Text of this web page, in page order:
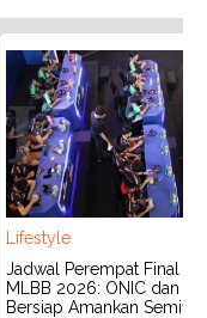
Lifestyle
Jadwal Perempat Final
MLBB 2026: ONIC dan
Bersiap Amankan